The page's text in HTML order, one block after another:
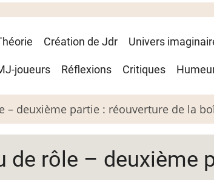
Création de Jdr Univers
joueurs Réflexions Critiques
– deuxième partie : réouverture de la
de rôle – deuxième